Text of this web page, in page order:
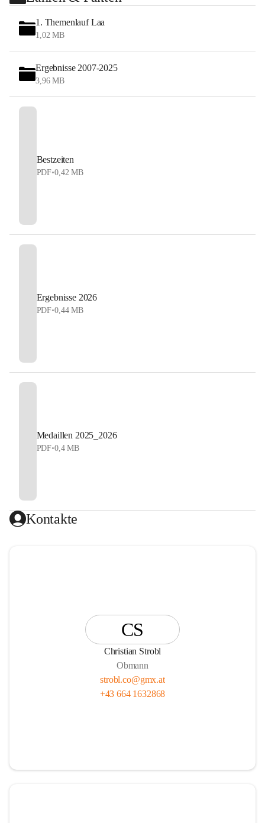
1. Themenlauf Laa
1,02 MB
Ergebnisse 2007-2025
3,96 MB
Bestzeiten
PDF•0,42 MB
Ergebnisse 2026
PDF•0,44 MB
Medaillen 2025_2026
PDF•0,4 MB
Kontakte
CS
Christian Strobl
Obmann
strobl.co@gmx.at
+43 664 1632868